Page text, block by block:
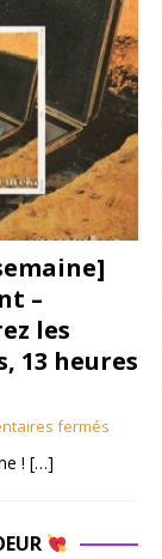
–
les
13 heures
fermés
! […]